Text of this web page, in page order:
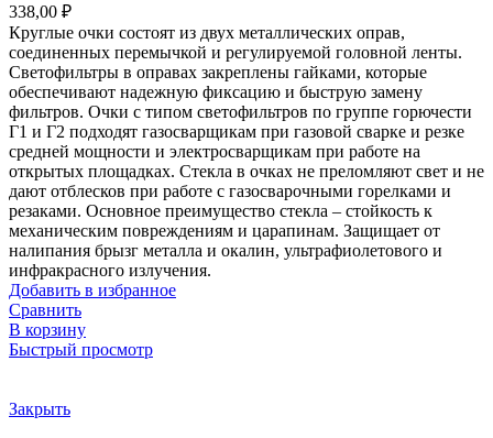
338,00 ₽
Круглые очки состоят из двух металлических оправ,
соединенных перемычкой и регулируемой головной ленты.
Светофильтры в оправах закреплены гайками, которые
обеспечивают надежную фиксацию и быструю замену
фильтров. Очки с типом светофильтров по группе горючести
Г1 и Г2 подходят газосварщикам при газовой сварке и резке
средней мощности и электросварщикам при работе на
открытых площадках. Стекла в очках не преломляют свет и не
дают отблесков при работе с газосварочными горелками и
резаками. Основное преимущество стекла – стойкость к
механическим повреждениям и царапинам. Защищает от
налипания брызг металла и окалин, ультрафиолетового и
инфракрасного излучения.
Добавить в избранное
Сравнить
В корзину
Быстрый просмотр
Закрыть